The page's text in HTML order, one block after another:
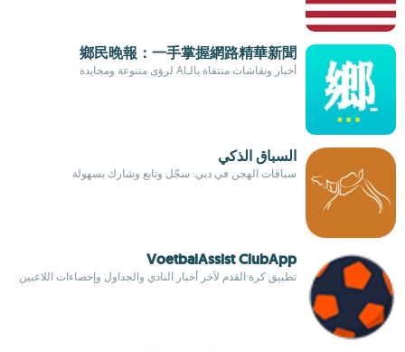
鄉民晚報：一手掌握網路精華新聞
أخبار ونقاشات منتقاة بالـAI لرؤى متنوعة ومحايدة
السباق الذكي
سباقات الهجن في دبي: سجّل وتابع وشارك بسهولة
VoetbalAssist ClubApp
تطبيق كرة القدم لآخر أخبار النادي والجداول وإحصاءات اللاعبين